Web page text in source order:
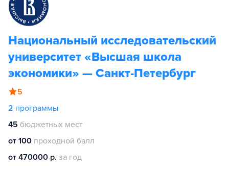
Национальный исследовательский
университет «Высшая школа
экономики» — Санкт-Петербург
5
2 программы
45 бюджетных мест
от 100 проходной балл
от 470000 р. за год